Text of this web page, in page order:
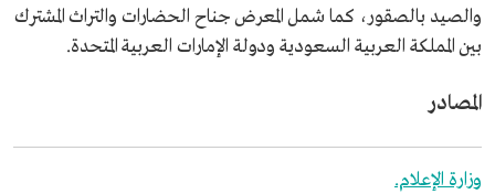
والصيد بالصقور، كما شمل المعرض جناح الحضارات والتراث المشترك
بين المملكة العربية السعودية ودولة الإمارات العربية المتحدة.
المصادر
وزارة الإعلام.